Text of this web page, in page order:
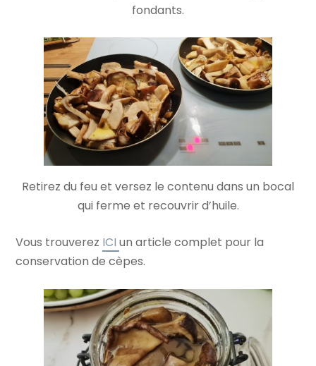
fondants.
Retirez du feu et versez le contenu dans un bocal
qui ferme et recouvrir d’huile.
Vous trouverez ICIun article complet pour la
conservation de cèpes.